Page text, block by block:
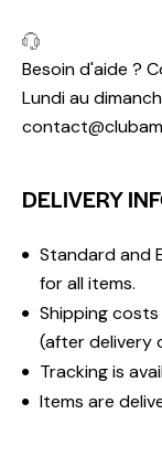
Besoin d'aide ?
Lundi au
DELIVERY
Standard and
for all items.
Shipping
(after delivery
Tracking is
Items are